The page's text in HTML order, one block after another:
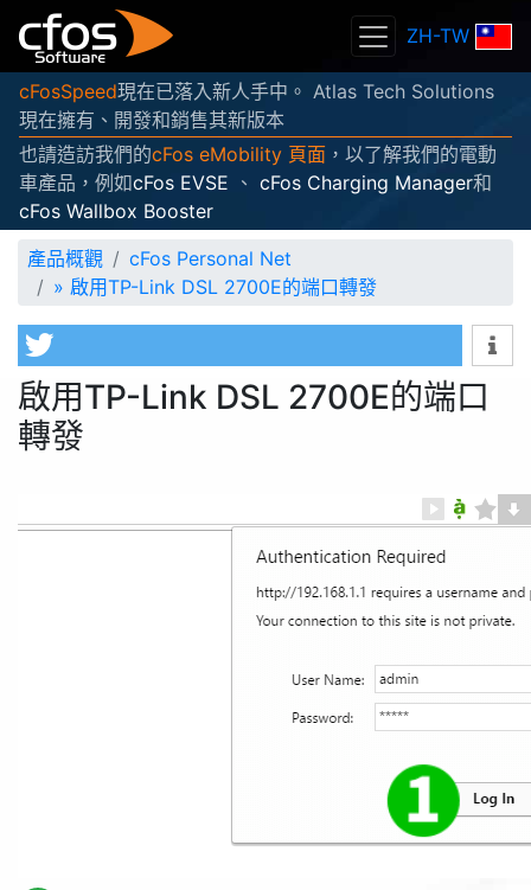
ZH-TW
cFosSpeed現在已落入新人手中。 Atlas Tech Solutions
現在擁有、開發和銷售其新版本
也請造訪我們的cFos eMobility 頁面 ，以了解我們的電動
車產品，例如cFos EVSE 、 cFos Charging Manager和
cFos Wallbox Booster
產品概觀
cFos Personal Net
» 啟用TP-Link DSL 2700E的端口轉發
啟用TP-Link DSL 2700E的端口
轉發